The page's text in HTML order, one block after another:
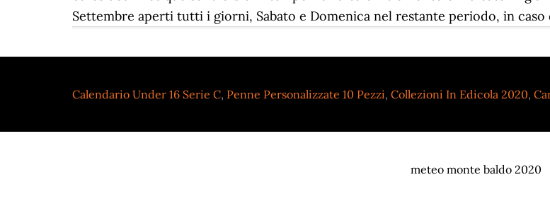
Settembre aperti tutti i giorni, Sabato e Domenica nel restante periodo, in
Calendario Under 16 Serie C, Penne Personalizzate 10 Pezzi, Collezioni In Edicola 2020,
meteo monte baldo 2020